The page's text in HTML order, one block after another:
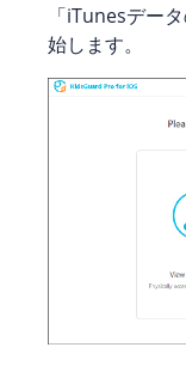
「iTunesデー
始します。